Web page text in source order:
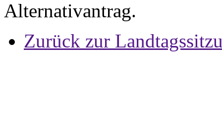
Alternativantrag.
Zurück zur